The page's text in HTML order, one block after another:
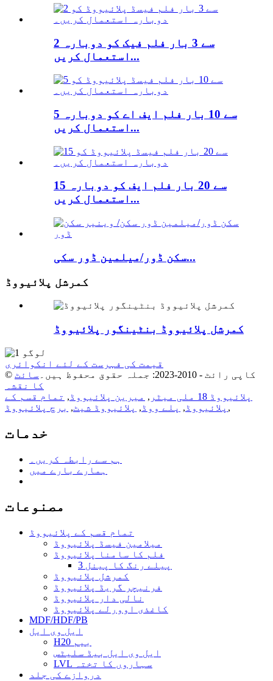
2 سے 3 بار فلم فیک کو دوبارہ
استعمال کریں...
5 سے 10 بار فلم ایف اے کو دوبارہ
استعمال کریں...
15 سے 20 بار فلم ایف کو دوبارہ
استعمال کریں...
سکن ڈور/میلمین ڈور سکی...
کمرشل پلائیووڈ
کمرشل پلائیووڈ بنٹینگور پلائیووڈ
قیمت کی فہرست کے لئے انکوائری
© کاپی رائٹ - 2010-2023: جملہ حقوق محفوظ ہیں۔
سائٹ
کا نقشہ
پلائیووڈ 18 ملی میٹر
, میرین پلائیووڈ , تمام قسم کے
پلائیووڈ , پلے ووڈ , پلائیووڈ شیٹ, برچ پلائیووڈ ,
خدمات
ہم سے رابطہ کریں۔
ہمارے بارے میں
مصنوعات
تمام قسم کے پلائیووڈ
میلامین فیسڈ پلائیووڈ
فلم کا سامنا پلائیووڈ
3 پیلے رنگ کا پینل
کمرشل پلائیووڈ
فرنیچر گریڈ پلائیووڈ
نالی دار پلائیووڈ
کاغذی اوورلے پلائیووڈ
MDF/HDF/PB
ایل وی ایل
H20 بیم
ایل وی ایل بیڈ سلیٹس
LVL سہاروں کا تختہ
دروازے کی جلد